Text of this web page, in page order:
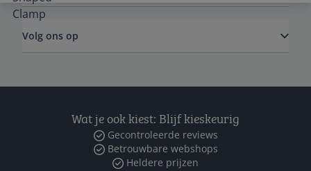
Volg ons op
Wat je ook kiest: Blijf kieskeurig
Gecontroleerde reviews
Betrouwbare webshops
Heldere prijzen